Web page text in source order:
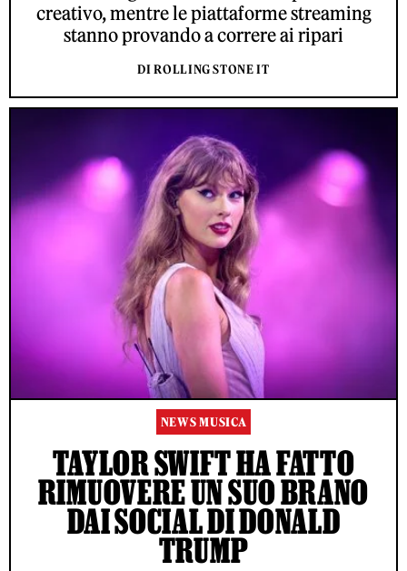
creativo, mentre le piattaforme streaming
stanno provando a correre ai ripari
DI ROLLING STONE IT
NEWS MUSICA
TAYLOR SWIFT HA FATTO
RIMUOVERE UN SUO BRANO
DAI SOCIAL DI DONALD
TRUMP